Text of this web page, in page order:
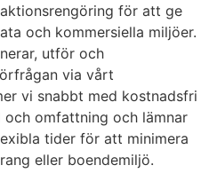
för att ge
och kommersiella miljöer.
utför och
via vårt
vi snabbt med kostnadsfri
omfattning och lämnar
tider för att minimera
eller boendemiljö.